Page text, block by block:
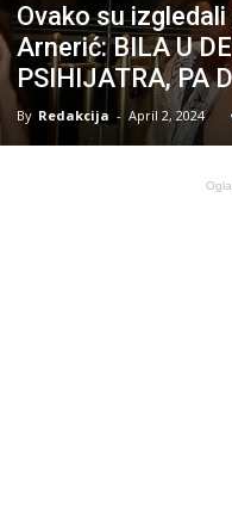
Ovako su
Arnerić: BILA U
PSIHIJATRA, PA
By Redakcija - April 2, 2024